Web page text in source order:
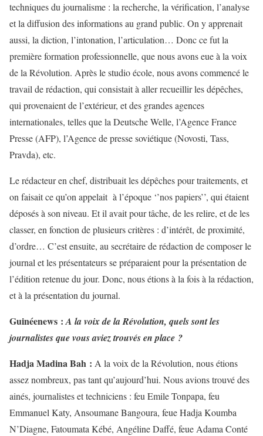
techniques du journalisme : la recherche, la vérification, l’analyse
et la diffusion des informations au grand public. On y apprenait
aussi, la diction, l’intonation, l’articulation… Donc ce fut la
première formation professionnelle, que nous avons eue à la voix
de la Révolution. Après le studio école, nous avons commencé le
travail de rédaction, qui consistait à aller recueillir les dépêches,
qui provenaient de l’extérieur, et des grandes agences
internationales, telles que la Deutsche Welle, l’Agence France
Presse (AFP), l’Agence de presse soviétique (Novosti, Tass,
Pravda), etc.
Le rédacteur en chef, distribuait les dépêches pour traitements, et
on faisait ce qu’on appelait à l’époque ‘’nos papiers’’, qui étaient
déposés à son niveau. Et il avait pour tâche, de les relire, et de les
classer, en fonction de plusieurs critères : d’intérêt, de proximité,
d’ordre… C’est ensuite, au secrétaire de rédaction de composer le
journal et les présentateurs se préparaient pour la présentation de
l’édition retenue du jour. Donc, nous étions à la fois à la rédaction,
et à la présentation du journal.
Guinéenews :A la voix de la Révolution, quels sont les
journalistes que vous aviez trouvés en place ?
Hadja Madina Bah : A la voix de la Révolution, nous étions
assez nombreux, pas tant qu’aujourd’hui. Nous avions trouvé des
ainés, journalistes et techniciens : feu Emile Tonpapa, feu
Emmanuel Katy, Ansoumane Bangoura, feue Hadja Koumba
N’Diagne, Fatoumata Kébé, Angéline Daffé, feue Adama Conté